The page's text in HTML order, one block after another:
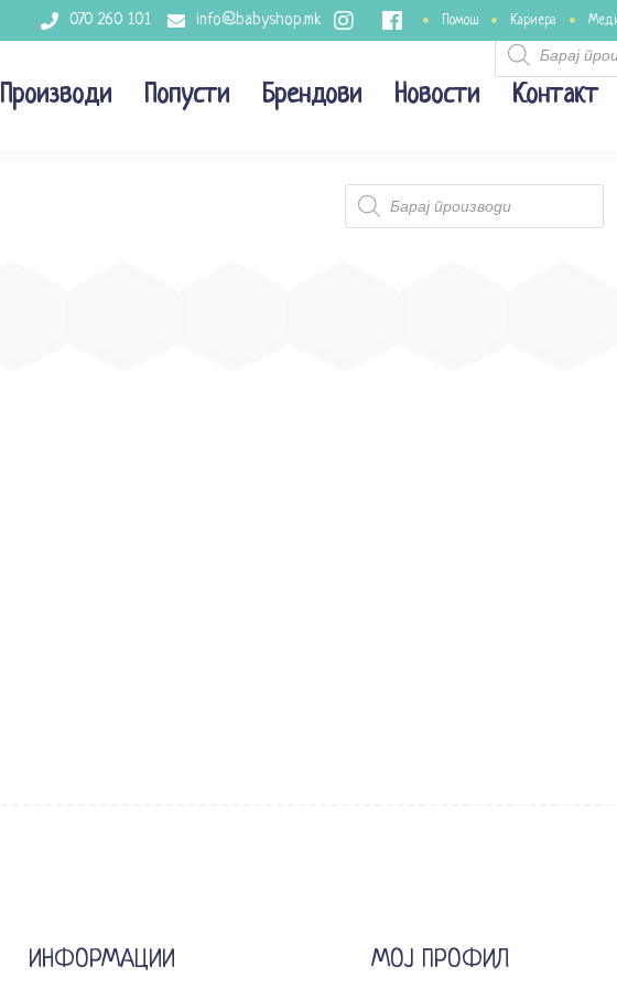
070 260 101 info@babyshop.mk Помош Кариера
Производи Попусти Брендови Новости Контакт
Products
search
Products
search
ИНФОРМАЦИИ МОЈ ПРОФИЛ